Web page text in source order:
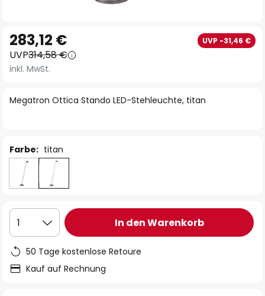
Anfang
der
Bildgalerie
Megatron Ottica Stando LED-Stehleuchte, titan
283,12 € UVP -31,46 €
UVP314,58 €
inkl. MwSt.
Farbe: titan
1 In den Warenkorb
50 Tage kostenlose Retoure
Kauf auf Rechnung